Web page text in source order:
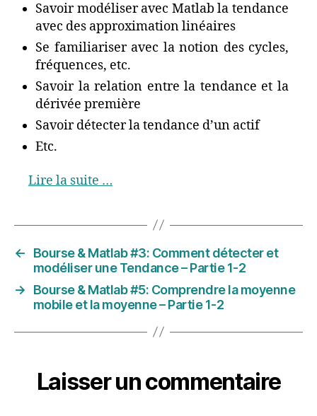
Savoir modéliser avec Matlab la tendance
avec des approximation linéaires
Se familiariser avec la notion des cycles,
fréquences, etc.
Savoir la relation entre la tendance et la
dérivée première
Savoir détecter la tendance d’un actif
Etc.
Lire la suite …
←
Bourse & Matlab #3: Comment détecter et
modéliser une Tendance – Partie 1-2
→
Bourse & Matlab #5: Comprendre la moyenne
mobile et la moyenne – Partie 1-2
Laisser un commentaire